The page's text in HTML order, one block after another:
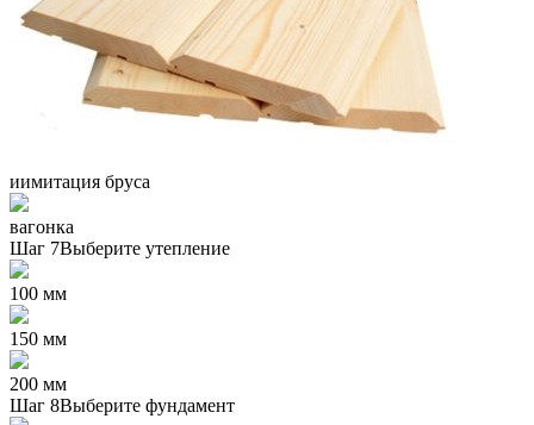
иимитация бруса
вагонка
Шаг 7Выберите утепление
100 мм
150 мм
200 мм
Шаг 8Выберите фундамент